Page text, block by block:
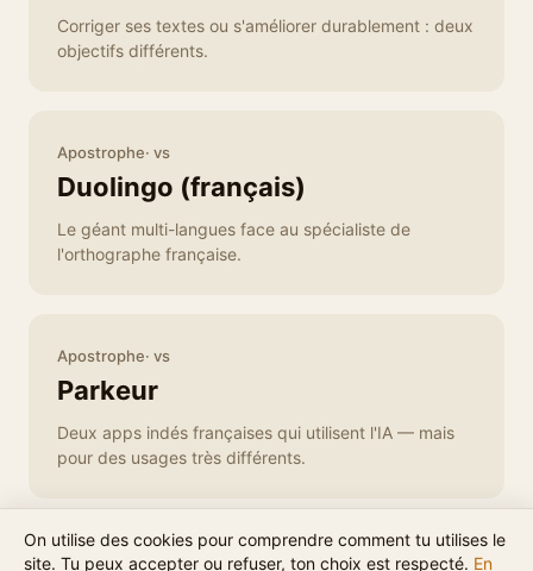
Corriger ses textes ou s'améliorer durablement : deux
objectifs différents.
Apostrophe· vs
Duolingo (français)
Le géant multi-langues face au spécialiste de
l'orthographe française.
Apostrophe· vs
Parkeur
Deux apps indés françaises qui utilisent l'IA — mais
pour des usages très différents.
On utilise des cookies pour comprendre comment tu utilises le
site. Tu peux accepter ou refuser, ton choix est respecté. En